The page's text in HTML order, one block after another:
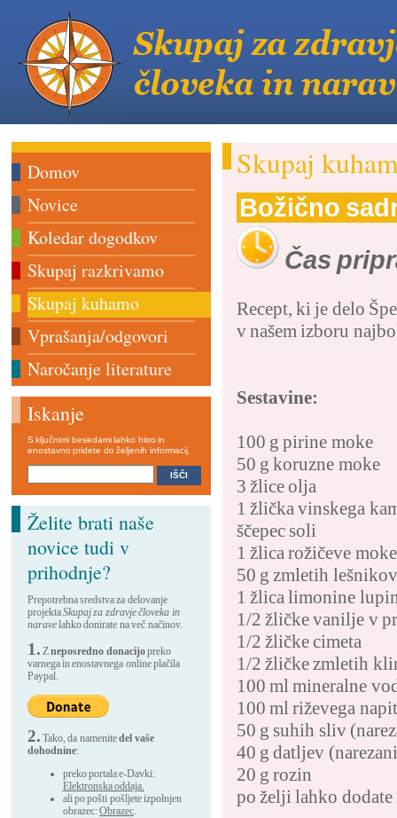
Skupaj
Božično
Čas
Recept, ki je delo
v našem izboru
Sestavine:
100 g pirine moke
50 g koruzne moke
3 žlice olja
1 žlička vinskega
ščepec soli
1 žlica rožičeve moke
50 g zmletih lešnikov
1 žlica limonine
1/2 žličke vanilje v
1/2 žličke cimeta
1/2 žličke zmletih
100 ml mineralne
100 ml riževega
50 g suhih sliv
40 g datljev
20 g rozin
po želji lahko dodate
Domov
Novice
Koledar dogodkov
Skupaj razkrivamo
Skupaj kuhamo
Vprašanja/odgovori
Naročanje literature
Iskanje
S ključnimi besedami lahko hitro in
enostavno pridete do željenih informacij.
Želite brati naše
novice tudi v
prihodnje?
Prepotrebna sredstva za delovanje
projektaSkupaj za zdravje človeka in
naravelahko donirate na več načinov.
1. Zneposredno donacijopreko
varnega in enostavnega online plačila
Paypal.
2. Tako, da namenitedel vaše
dohodnine:
preko portala e-Davki:
Elektronska oddaja.
ali po pošti pošljete izpolnjen
obrazec:Obrazec.